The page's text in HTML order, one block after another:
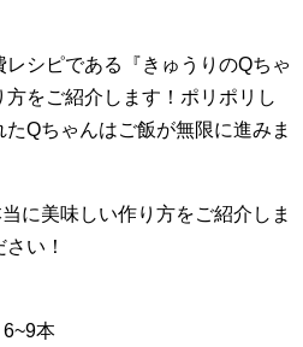
シピである『きゅうりのQちゃ
をご紹介します！ポリポリし
Qちゃんはご飯が無限に進みま
に美味しい作り方をご紹介しま
い！
本